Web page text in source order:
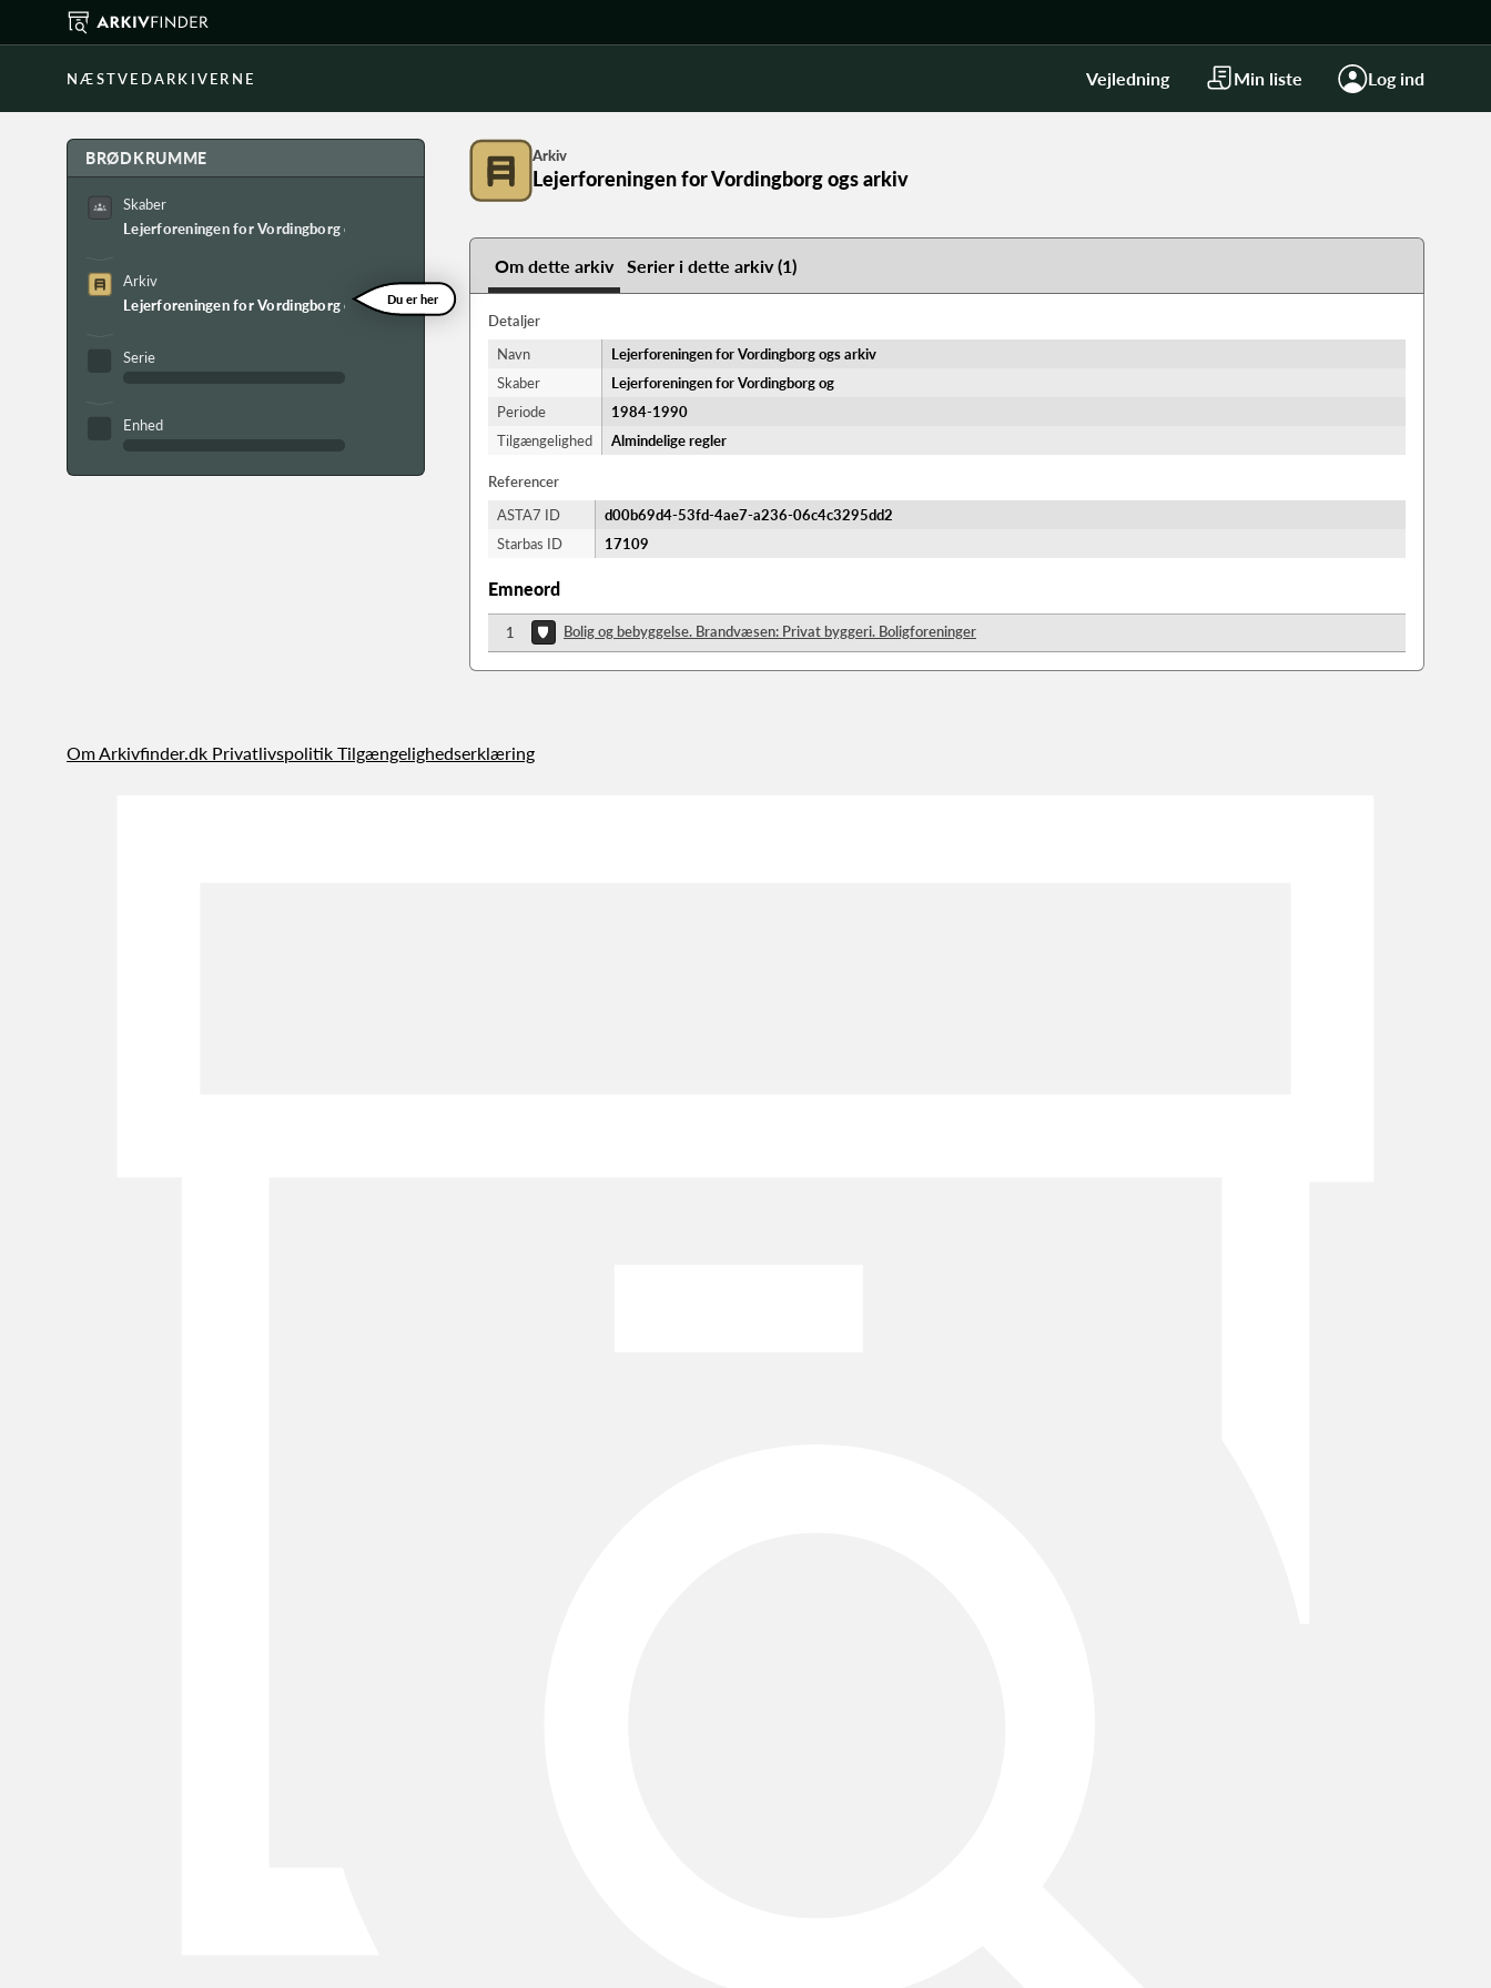
NÆSTVEDARKIVERNE Vejledning Min liste Log ind
BRØDKRUMME
Skaber
Lejerforeningen for Vordingborg og
Arkiv
Lejerforeningen for Vordingborg ogs arkivDu er her
Serie
Enhed
Arkiv
Lejerforeningen for Vordingborg ogs arkiv
Om dette arkiv Serier i dette arkiv (1)
Detaljer
Navn
Lejerforeningen for Vordingborg ogs arkiv
Skaber
Lejerforeningen for Vordingborg og
Periode
1984-​1990
Tilgængelighed
Almindelige regler
Referencer
ASTA7 ID
d00b69d4-53fd-4ae7-a236-06c4c3295dd2
Starbas ID
17109
Emneord
1 Bolig og bebyggelse. Brandvæsen: Privat byggeri. Boligforeninger
Om Arkivfinder.dk Privatlivspolitik Tilgængelighedserklæring